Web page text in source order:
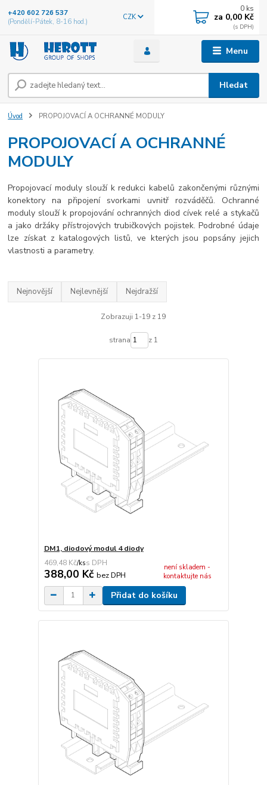
Menu
CZK
Hledat
+420 602 726 537
(Pondělí-Pátek, 8-16 hod.)
0 ks
za 0,00 Kč
Úvod PROPOJOVACÍ A OCHRANNÉ MODULY
PROPOJOVACÍ A OCHRANNÉ
MODULY
Propojovací moduly slouží k redukci kabelů zakončenými různými
konektory na připojení svorkami uvnitř rozváděčů. Ochranné
moduly slouží k propojování ochranných diod cívek relé a stykačů
a jako držáky přístrojových trubičkových pojistek. Podrobné údaje
lze získat z katalogových listů, ve kterých jsou popsány jejich
vlastnosti a parametry.
Nejnovější Nejlevnější Nejdražší
Zobrazuji 1-19 z 19
strana z 1
DM1, diodový modul 4 diody
469,48 Kč/ks
388,00 Kč bez DPH
není skladem -
kontaktujte nás
Přidat do košíku